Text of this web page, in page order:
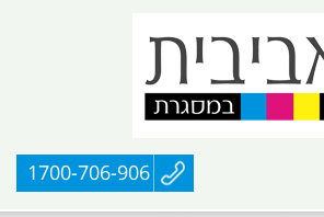
1700-706-906